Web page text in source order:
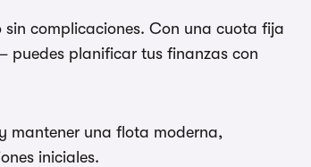
complicaciones. Con una cuota fija
puedes planificar tus finanzas con
mantener una flota moderna,
iniciales.